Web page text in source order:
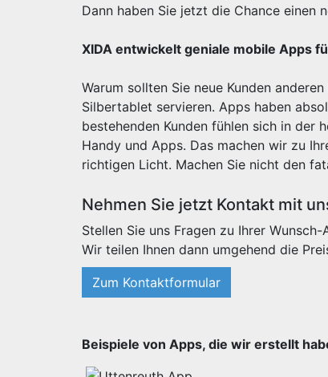
Dann haben Sie jetzt die Chance einen
XIDA entwickelt geniale mobile Apps
Warum sollten Sie neue Kunden
Silbertablet servieren. Apps haben
bestehenden Kunden fühlen sich in der
Handy und Apps. Das machen wir zu
richtigen Licht. Machen Sie nicht den
Nehmen Sie jetzt Kontakt mit
Stellen Sie uns Fragen zu Ihrer
Wir teilen Ihnen dann umgehend die
Zum Kontaktformular
Beispiele von Apps, die wir erstellt